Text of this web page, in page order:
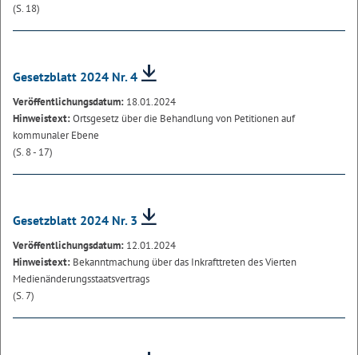
(S. 18)
Gesetzblatt 2024 Nr. 4
Veröffentlichungsdatum: 18.01.2024
Hinweistext:Ortsgesetz über die Behandlung von Petitionen auf
kommunaler Ebene
(S. 8 - 17)
Gesetzblatt 2024 Nr. 3
Veröffentlichungsdatum: 12.01.2024
Hinweistext: Bekanntmachung über das Inkrafttreten des Vierten
Medienänderungsstaatsvertrags
(S. 7)